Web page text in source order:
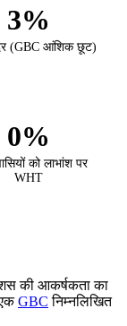
3%
(GBC आंशिक छूट)
0%
को लाभांश पर
WHT
की आकर्षकता का
GBC निम्नलिखित